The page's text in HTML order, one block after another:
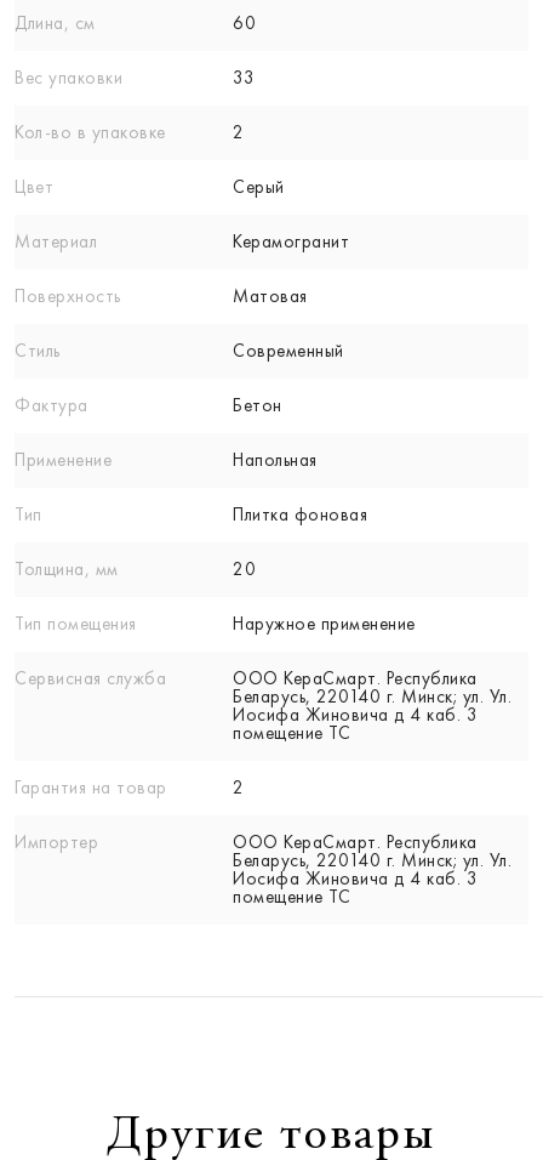
Длина, см 60
Вес упаковки 33
Кол-вo в упаковке 2
Цвет Серый
Материал Керамогранит
Поверхность Матовая
Стиль Современный
Фактура Бетон
Применение Напольная
Тип Плитка фоновая
Толщина, мм 20
Тип помещения Наружное применение
Сервисная служба
ООО КераСмарт. Республика
Беларусь, 220140 г. Минск; ул. Ул.
Иосифа Жиновича д 4 каб. 3
помещение ТС
Гарантия на товар 2
Импортер
ООО КераСмарт. Республика
Беларусь, 220140 г. Минск; ул. Ул.
Иосифа Жиновича д 4 каб. 3
помещение ТС
Другие товары